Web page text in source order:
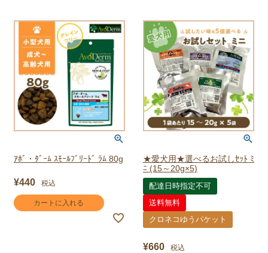
ｱﾎﾞ・ﾀﾞｰﾑ ｽﾓｰﾙﾌﾞﾘｰﾄﾞ ﾗﾑ 80g
¥440 税込
カートに入れる
★愛犬用★選べるお試しｾｯﾄ ﾐ
ﾆ (15～20g×5)
配達日時指定不可
送料無料
クロネコゆうパケット
¥660 税込